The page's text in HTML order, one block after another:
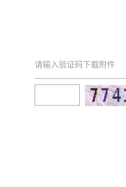
请输入验证码下载附件